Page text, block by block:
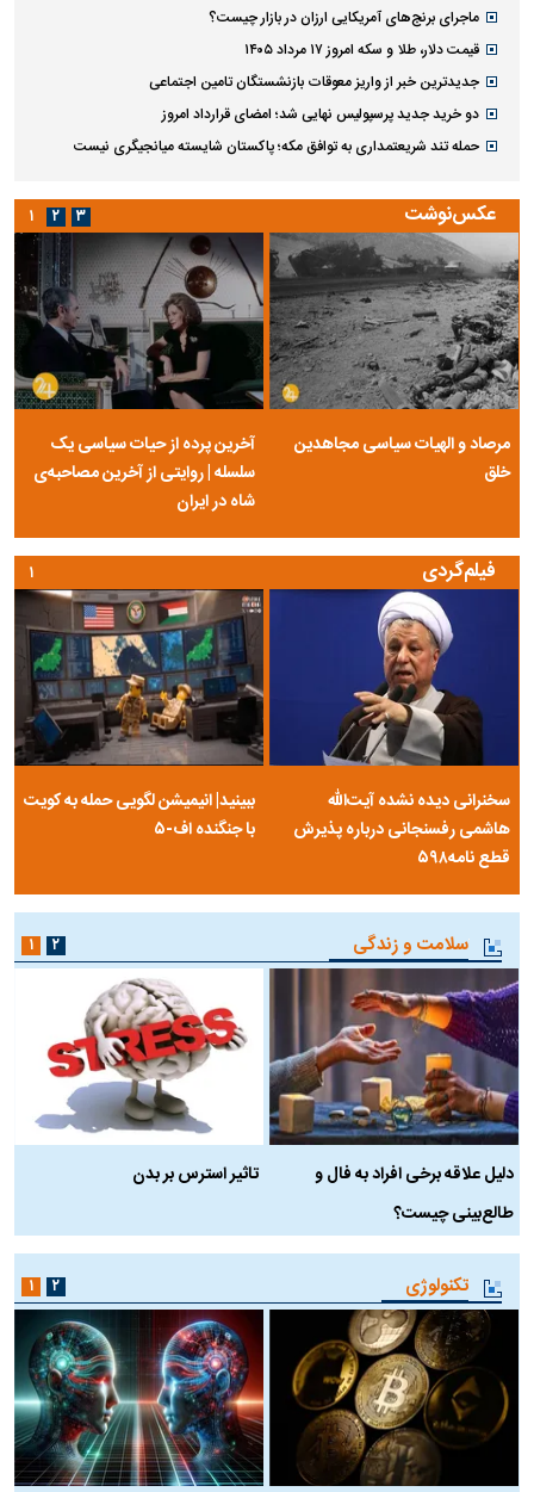
ماجرای برنج‌های آمریکایی ارزان در بازار چیست؟
قیمت دلار، طلا و سکه امروز ۱۷ مرداد ۱۴۰۵
جدیدترین خبر از واریز معوقات بازنشستگان تامین اجتماعی
دو خرید جدید پرسپولیس نهایی شد؛ امضای قرارداد امروز
حمله تند شریعتمداری به توافق مکه؛ پاکستان شایسته میانجیگری نیست
عکس‌نوشت
مرصاد و الهیات سیاسی مجاهدین
خلق
آخرین پرده از حیات سیاسی یک
سلسله | روایتی از آخرین مصاحبه‌ی
شاه در ایران
۱ ۲ ۳
فیلم‌گردی
سخنرانی دیده نشده آیت‌الله
هاشمی رفسنجانی درباره پذیرش
قطع نامه۵۹۸
ببینید| انیمیشن لگویی حمله به کویت
با جنگنده اف-۵
۱
سلامت و زندگی
دلیل علاقه برخی افراد به فال و
طالع‌بینی چیست؟
تاثیر استرس بر بدن
۱ ۲
تکنولوژی ۱ ۲